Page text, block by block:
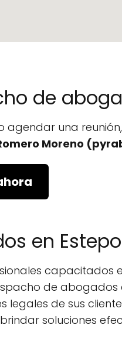
de
una
Moreno
en
capacitados
de
de sus
soluciones